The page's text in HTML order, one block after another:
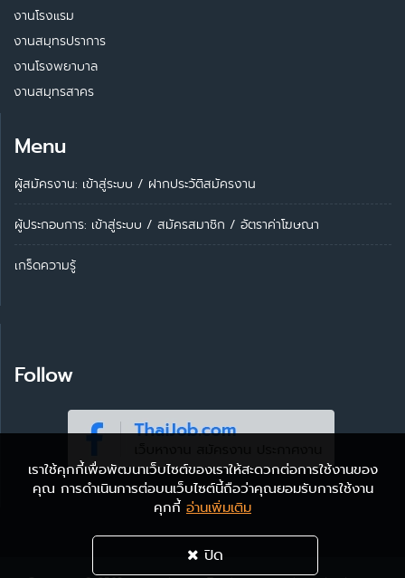
งานโรงแรม
งานสมุทรปราการ
งานโรงพยาบาล
งานสมุทรสาคร
Menu
ผู้สมัครงาน: เข้าสู่ระบบ / ฝากประวัติสมัครงาน
ผู้ประกอบการ: เข้าสู่ระบบ / สมัครสมาชิก / อัตราค่าโฆษณา
เกร็ดความรู้
Follow
เราใช้คุกกี้เพื่อพัฒนาเว็บไซต์ของเราให้สะดวกต่อการใช้งานของ
คุณ การดำเนินการต่อบนเว็บไซต์นี้ถือว่าคุณยอมรับการใช้งาน
คุกกี้ อ่านเพิ่มเติม
ปิด